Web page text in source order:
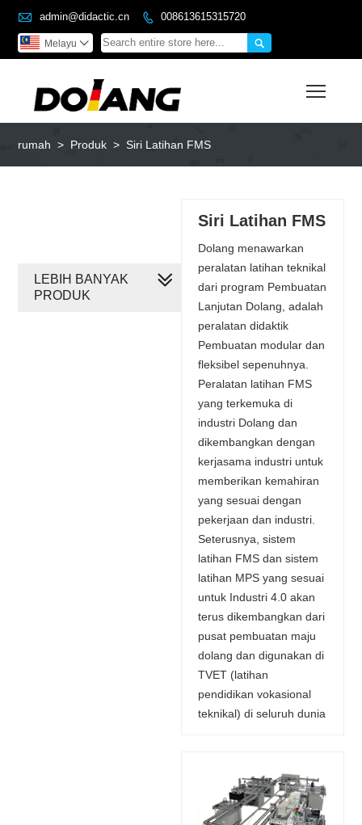
 admin@didactic.cn  008613615315720

Melayu 
rumah > Produk > Siri Latihan FMS
Siri Latihan FMS
Dolang menawarkan
peralatan latihan teknikal
dari program Pembuatan
Lanjutan Dolang, adalah
peralatan didaktik
Pembuatan modular dan
fleksibel sepenuhnya.
Peralatan latihan FMS
yang terkemuka di
industri Dolang dan
dikembangkan dengan
kerjasama industri untuk
memberikan kemahiran
yang sesuai dengan
pekerjaan dan industri.
Seterusnya, sistem
latihan FMS dan sistem
latihan MPS yang sesuai
untuk Industri 4.0 akan
terus dikembangkan dari
pusat pembuatan maju
dolang dan digunakan di
TVET (latihan
pendidikan vokasional
teknikal) di seluruh dunia
LEBIH BANYAK
PRODUK